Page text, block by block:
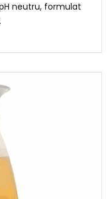
neutru, formulat